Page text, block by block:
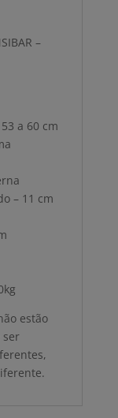
–
a 60 cm
– 11 cm
estão
ser